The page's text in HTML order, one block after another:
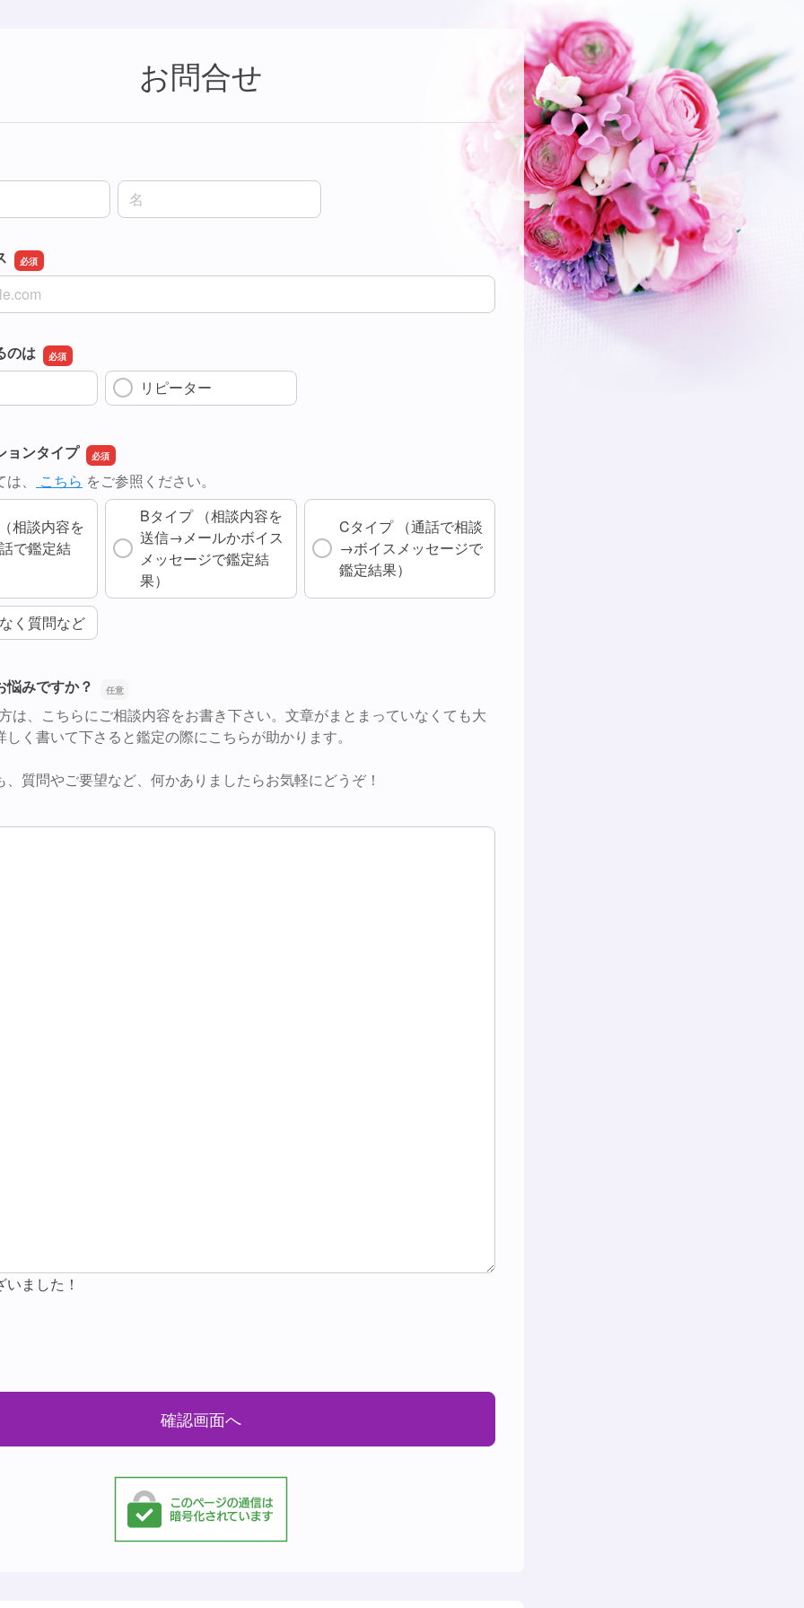
お問合せ
名前の名
のは
リピーター
ョンタイプ
、
こちら をご参照ください。
相談内容を
で鑑定結
Bタイプ （相談内容を
送信→メールかボイス
メッセージで鑑定結
果）
Cタイプ （通話で相談
→ボイスメッセージで
鑑定結果）
く質問など
悩みですか？
は、こちらにご相談内容をお書き下さい。文章がまとまっていなくても大
く書いて下さると鑑定の際にこちらが助かります。
、質問やご要望など、何かありましたらお気軽にどうぞ！
みですか？
ました！